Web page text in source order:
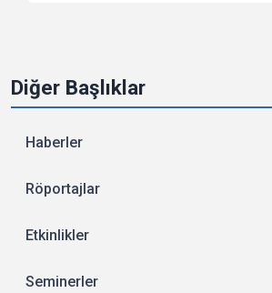
Diğer Başlıklar
Haberler
Röportajlar
Etkinlikler
Seminerler